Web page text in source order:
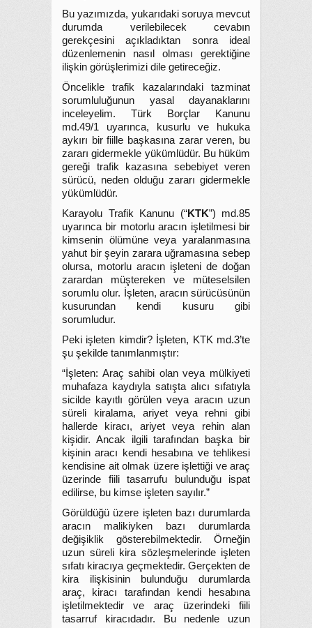
Bu yazımızda, yukarıdaki soruya mevcut
durumda verilebilecek cevabın
gerekçesini açıkladıktan sonra ideal
düzenlemenin nasıl olması gerektiğine
ilişkin görüşlerimizi dile getireceğiz.
Öncelikle trafik kazalarındaki tazminat
sorumluluğunun yasal dayanaklarını
inceleyelim. Türk Borçlar Kanunu
md.49/1 uyarınca, kusurlu ve hukuka
aykırı bir fiille başkasına zarar veren, bu
zararı gidermekle yükümlüdür. Bu hüküm
gereği trafik kazasına sebebiyet veren
sürücü, neden olduğu zararı gidermekle
yükümlüdür.
Karayolu Trafik Kanunu (“KTK”) md.85
uyarınca bir motorlu aracın işletilmesi bir
kimsenin ölümüne veya yaralanmasına
yahut bir şeyin zarara uğramasına sebep
olursa, motorlu aracın işleteni de doğan
zarardan müştereken ve müteselsilen
sorumlu olur. İşleten, aracın sürücüsünün
kusurundan kendi kusuru gibi
sorumludur.
Peki işleten kimdir? İşleten, KTK md.3’te
şu şekilde tanımlanmıştır:
“İşleten: Araç sahibi olan veya mülkiyeti
muhafaza kaydıyla satışta alıcı sıfatıyla
sicilde kayıtlı görülen veya aracın uzun
süreli kiralama, ariyet veya rehni gibi
hallerde kiracı, ariyet veya rehin alan
kişidir. Ancak ilgili tarafından başka bir
kişinin aracı kendi hesabına ve tehlikesi
kendisine ait olmak üzere işlettiği ve araç
üzerinde fiili tasarrufu bulunduğu ispat
edilirse, bu kimse işleten sayılır.”
Görüldüğü üzere işleten bazı durumlarda
aracın malikiyken bazı durumlarda
değişiklik gösterebilmektedir. Örneğin
uzun süreli kira sözleşmelerinde işleten
sıfatı kiracıya geçmektedir. Gerçekten de
kira ilişkisinin bulunduğu durumlarda
araç, kiracı tarafından kendi hesabına
işletilmektedir ve araç üzerindeki fiili
tasarruf kiracıdadır. Bu nedenle uzun